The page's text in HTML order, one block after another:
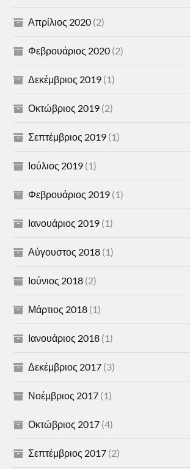
Απρίλιος 2020 (2)
Φεβρουάριος 2020 (2)
Δεκέμβριος 2019 (1)
Οκτώβριος 2019 (2)
Σεπτέμβριος 2019 (1)
Ιούλιος 2019 (1)
Φεβρουάριος 2019 (1)
Ιανουάριος 2019 (1)
Αύγουστος 2018 (1)
Ιούνιος 2018 (2)
Μάρτιος 2018 (1)
Ιανουάριος 2018 (1)
Δεκέμβριος 2017 (3)
Νοέμβριος 2017 (1)
Οκτώβριος 2017 (4)
Σεπτέμβριος 2017 (2)